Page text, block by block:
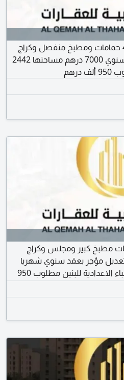
فيلا في الشهباء طابق واحد 5 غرف و4 حمامات ومطبخ منفصل وكراج
سيارة كبير مغطاة بمظلة مؤجر بعقد سنوي 7000 درهم مساحتها 2442
للبيع 5 غرف و4 حمامات مطبخ كبير ومجلس وكراج
تعديل مؤجر بعقد سنوي شهريا
7000 درهم الفيلا مقابلة مدرسة الشهباء الاعدادية للبنين مطلوب 950